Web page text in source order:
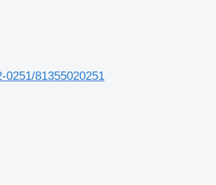
0251/81355020251